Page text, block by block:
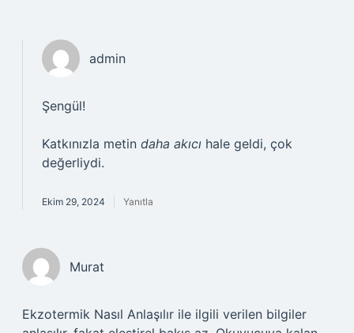
admin
Şengül!
Katkınızla metin daha akıcı hale geldi, çok
değerliydi.
Ekim 29, 2024 Yanıtla
Murat
Ekzotermik Nasıl Anlaşılır ile ilgili verilen bilgiler